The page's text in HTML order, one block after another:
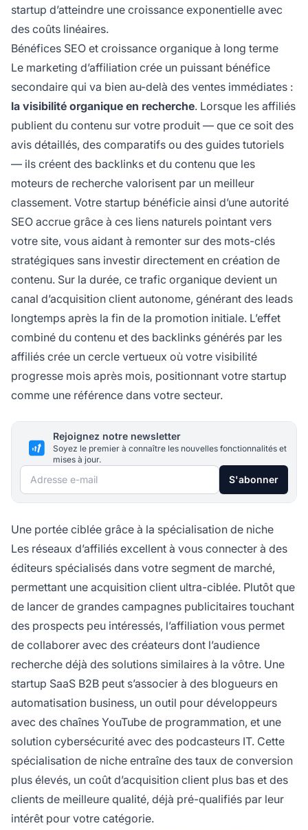
startup d’atteindre une croissance exponentielle avec
des coûts linéaires.
Bénéfices SEO et croissance organique à long terme
Le marketing d’affiliation crée un puissant bénéfice
secondaire qui va bien au-delà des ventes immédiates :
la visibilité organique en recherche. Lorsque les affiliés
publient du contenu sur votre produit — que ce soit des
avis détaillés, des comparatifs ou des guides tutoriels
— ils créent des backlinks et du contenu que les
moteurs de recherche valorisent par un meilleur
classement. Votre startup bénéficie ainsi d’une autorité
SEO accrue grâce à ces liens naturels pointant vers
votre site, vous aidant à remonter sur des mots-clés
stratégiques sans investir directement en création de
contenu. Sur la durée, ce trafic organique devient un
canal d’acquisition client autonome, générant des leads
longtemps après la fin de la promotion initiale. L’effet
combiné du contenu et des backlinks générés par les
affiliés crée un cercle vertueux où votre visibilité
progresse mois après mois, positionnant votre startup
comme une référence dans votre secteur.
Rejoignez notre newsletter
Soyez le premier à connaître les nouvelles fonctionnalités et
mises à jour.
Adresse e-mail S'abonner
Une portée ciblée grâce à la spécialisation de niche
Les réseaux d’affiliés excellent à vous connecter à des
éditeurs spécialisés dans votre segment de marché,
permettant une acquisition client ultra-ciblée. Plutôt que
de lancer de grandes campagnes publicitaires touchant
des prospects peu intéressés, l’affiliation vous permet
de collaborer avec des créateurs dont l’audience
recherche déjà des solutions similaires à la vôtre. Une
startup SaaS B2B peut s’associer à des blogueurs en
automatisation business, un outil pour développeurs
avec des chaînes YouTube de programmation, et une
solution cybersécurité avec des podcasteurs IT. Cette
spécialisation de niche entraîne des taux de conversion
plus élevés, un coût d’acquisition client plus bas et des
clients de meilleure qualité, déjà pré-qualifiés par leur
intérêt pour votre catégorie.